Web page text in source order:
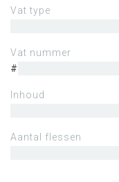
Vat type
Vat nummer
#
Inhoud
Aantal flessen